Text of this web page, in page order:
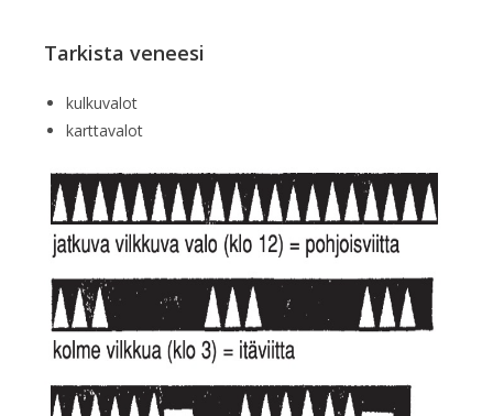
Tarkista veneesi
kulkuvalot
karttavalot